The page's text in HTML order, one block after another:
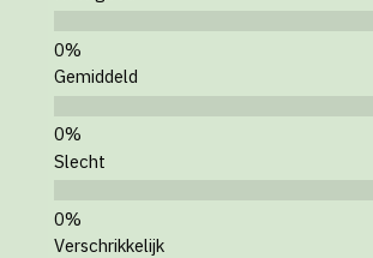
Gemiddeld
Slecht
Verschrikkelijk